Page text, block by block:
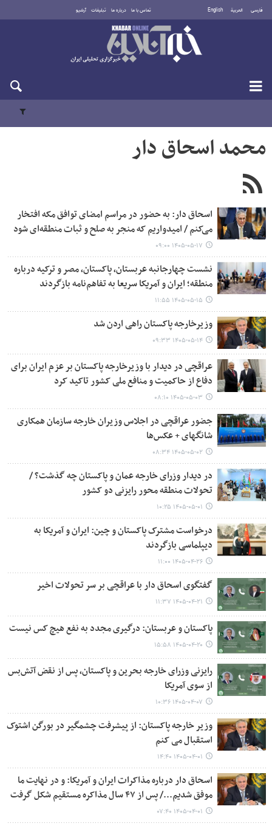
فارسی العربية English تماس با ما درباره ما تبلیغات آرشیو
شنبه ۱۷ مرداد ۱۴۰۵
محمد اسحاق دار
اسحاق‌ دار: به حضور در مراسم امضای توافق مکه افتخار
می‌کنم / امیدواریم که منجر به صلح و ثبات منطقه‌ای شود
۱۴۰۵-۰۵-۱۷ ۰۹:۰۰
نشست چهارجانبه عربستان، پاکستان، مصر و ترکیه درباره
منطقه؛ ایران و آمریکا سریعا به تفاهم‌نامه بازگردند
۱۴۰۵-۰۵-۱۵ ۱۱:۵۵
وزیرخارجه پاکستان راهی اردن شد
۱۴۰۵-۰۵-۱۴ ۰۹:۳۳
عراقچی در دیدار با وزیرخارجه پاکستان بر عزم ایران برای
دفاع از حاکمیت و منافع ملی کشور تاکید کرد
۱۴۰۵-۰۵-۰۳ ۰۸:۱۰
جضور عراقچی در اجلاس وزیران خارجه سازمان همکاری
شانگهای + عکس‌ها
۱۴۰۵-۰۵-۰۲ ۰۸:۳۴
در دیدار وزرای خارجه عمان و پاکستان چه گذشت؟ /
تحولات منطقه محور رایزنی دو کشور
۱۴۰۵-۰۵-۰۱ ۱۰:۲۵
درخواست مشترک پاکستان و چین: ایران و آمریکا به
دیپلماسی بازگردند
۱۴۰۵-۰۴-۲۶ ۱۱:۰۰
گفتگوی اسحاق دار با عراقچی بر سر تحولات اخیر
۱۴۰۵-۰۴-۲۱ ۱۱:۳۷
پاکستان و عربستان: درگیری مجدد به نفع هیچ کس نیست
۱۴۰۵-۰۴-۲۰ ۱۵:۵۸
رایزنی وزرای خارجه بحرین و پاکستان، پس از نقض آتش‌بس
از سوی آمریکا
۱۴۰۵-۰۴-۰۷ ۱۰:۳۶
وزیر خارجه پاکستان: از پیشرفت چشمگیر در بورگن اشتوک
استقبال می کنم
۱۴۰۵-۰۴-۰۱ ۱۴:۴۰
اسحاق دار درباره مذاکرات ایران و آمریکا: و در نهایت ما
موفق شدیم.../ پس از ۴۷ سال مذاکره مستقیم شکل گرفت
۱۴۰۵-۰۴-۰۱ ۰۷:۴۰